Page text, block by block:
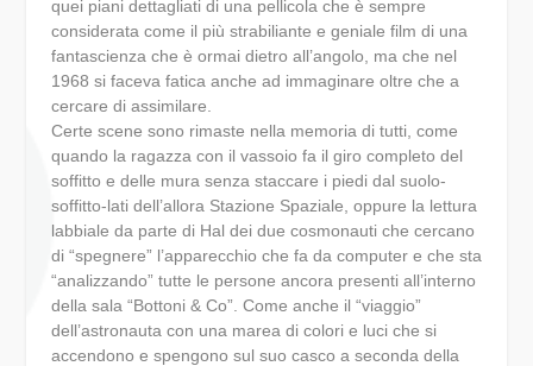
quei piani dettagliati di una pellicola che è sempre
considerata come il più strabiliante e geniale film di una
fantascienza che è ormai dietro all’angolo, ma che nel
1968 si faceva fatica anche ad immaginare oltre che a
cercare di assimilare.
Certe scene sono rimaste nella memoria di tutti, come
quando la ragazza con il vassoio fa il giro completo del
soffitto e delle mura senza staccare i piedi dal suolo-
soffitto-lati dell’allora Stazione Spaziale, oppure la lettura
labbiale da parte di Hal dei due cosmonauti che cercano
di “spegnere” l’apparecchio che fa da computer e che sta
“analizzando” tutte le persone ancora presenti all’interno
della sala “Bottoni & Co”. Come anche il “viaggio”
dell’astronauta con una marea di colori e luci che si
accendono e spengono sul suo casco a seconda della